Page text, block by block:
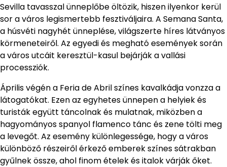
Sevilla tavasszal ünneplőbe öltözik, hiszen ilyenkor kerül
sor a város legismertebb fesztiváljaira. A Semana Santa,
a húsvéti nagyhét ünneplése, világszerte híres látványos
körmeneteiről. Az egyedi és megható események során
a város utcáit keresztül-kasul bejárják a vallási
processziók.
Április végén a Feria de Abril színes kavalkádja vonzza a
látogatókat. Ezen az egyhetes ünnepen a helyiek és
turisták együtt táncolnak és mulatnak, miközben a
hagyományos spanyol flamenco tánc és zene tölti meg
a levegőt. Az esemény különlegessége, hogy a város
különböző részeiről érkező emberek színes sátrakban
gyűlnek össze, ahol finom ételek és italok várják őket.